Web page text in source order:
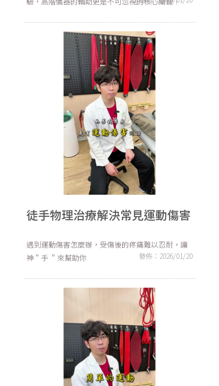
徒手物理治療解決常見運動傷害
發佈：2026/01/20
遇到運動傷害怎麼辦，受傷後的疼痛難以忍耐，讓
神＂手 ＂來幫助你